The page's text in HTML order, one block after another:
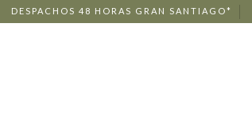
DESPACHOS 48 HORAS GRAN SANTIAGO*